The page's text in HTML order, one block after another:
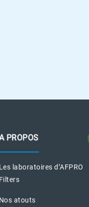
PROPOS
Les laboratoires d’AFPRO
Filters
Nos atouts